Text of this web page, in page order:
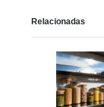
Relacionadas